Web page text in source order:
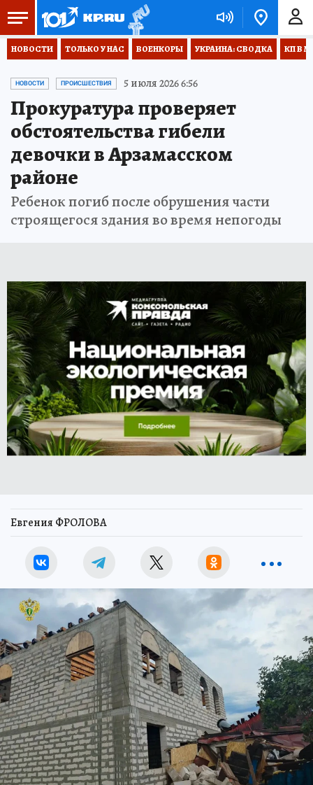
НОВОСТИ ТОЛЬКО У НАС ВОЕНКОРЫ УКРАИНА: СВОДКА КП В
НОВОСТИ ПРОИСШЕСТВИЯ 5 июля 2026 6:56
Прокуратура проверяет
обстоятельства гибели
девочки в Арзамасском
районе
Ребенок погиб после обрушения части
строящегося здания во время непогоды
Евгения ФРОЛОВА